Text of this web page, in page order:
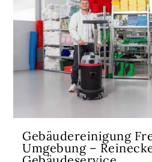
Gebäudereinigung
Umgebung –